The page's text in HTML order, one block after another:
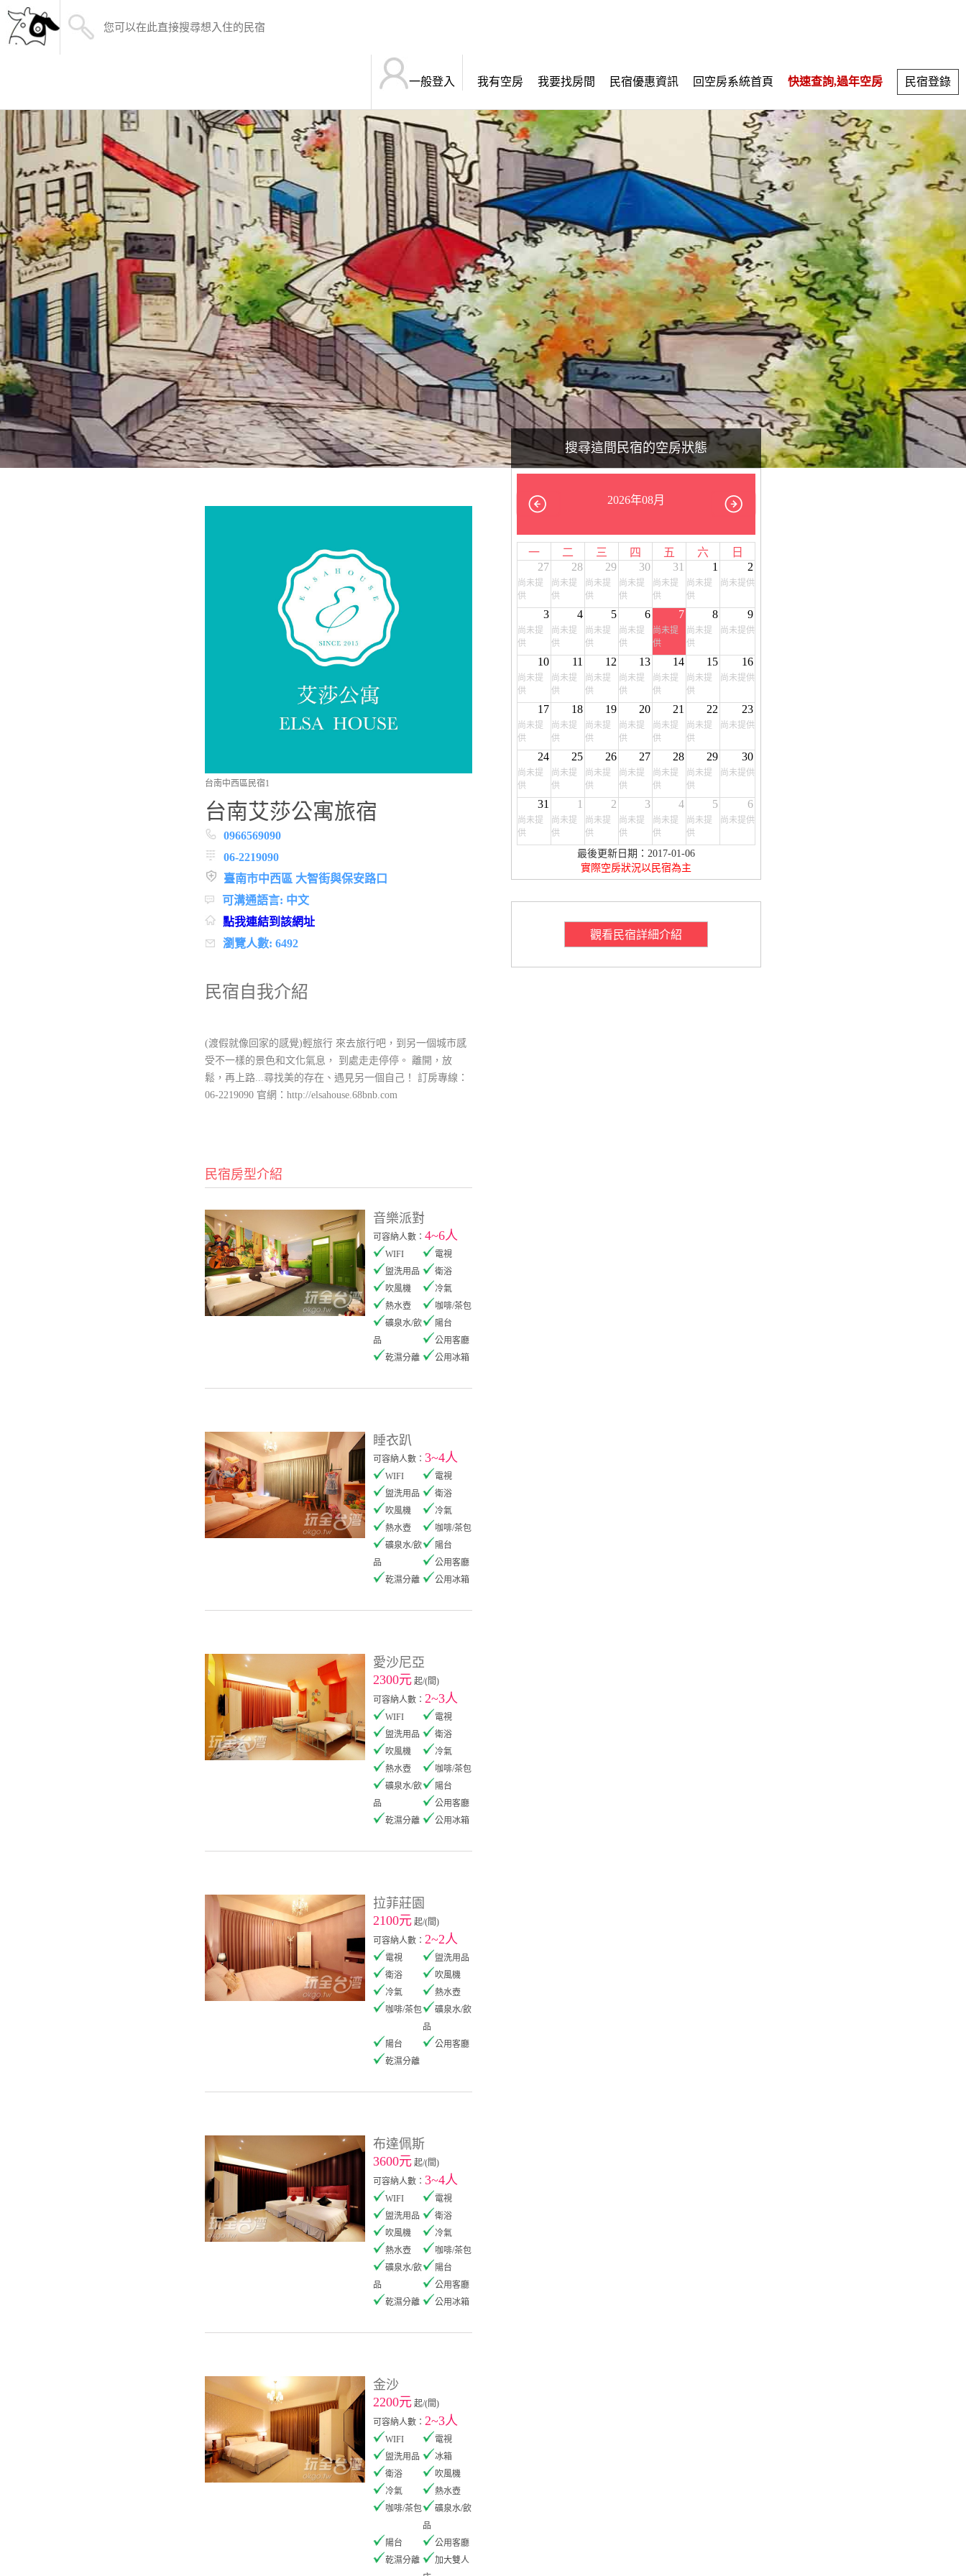
一般登入 我有空房 我要找房間 民宿優惠資訊 回空房系統首頁 快速查詢,過年空房 民宿登錄
搜尋這間民宿的空房狀態
2026年08月
一 二 三 四 五 六
日
27
尚未提
供
28
尚未提
供
29
尚未提
供
30
尚未提
供
31
尚未提
供
1
尚未提
供
2
尚未提供
3
尚未提
供
4
尚未提
供
5
尚未提
供
6
尚未提
供
7
尚未提
供
8
尚未提
供
9
尚未提供
10
尚未提
供
11
尚未提
供
12
尚未提
供
13
尚未提
供
14
尚未提
供
15
尚未提
供
16
尚未提供
17
尚未提
供
18
尚未提
供
19
尚未提
供
20
尚未提
供
21
尚未提
供
22
尚未提
供
23
尚未提供
24
尚未提
供
25
尚未提
供
26
尚未提
供
27
尚未提
供
28
尚未提
供
29
尚未提
供
30
尚未提供
31
尚未提
供
1
尚未提
供
2
尚未提
供
3
尚未提
供
4
尚未提
供
5
尚未提
供
6
尚未提供
最後更新日期：2017-01-06
實際空房狀況以民宿為主
觀看民宿詳細介紹
台南中西區民宿1
台南艾莎公寓旅宿
0966569090
06-2219090
臺南市中西區 大智街與保安路口
可溝通語言: 中文
點我連結到該網址
瀏覽人數: 6492
民宿自我介紹
(渡假就像回家的感覺)輕旅行 來去旅行吧，到另一個城市感
受不一樣的景色和文化氣息， 到處走走停停。 離開，放
鬆，再上路...尋找美的存在、遇見另一個自己！ 訂房專線：
06-2219090 官網：http://elsahouse.68bnb.com
民宿房型介紹
音樂派對
可容納人數： 4~6人
WIFI
電視
盥洗用品
衛浴
吹風機
冷氣
熱水壺
咖啡/茶包
礦泉水/飲
品
陽台
公用客廳
乾濕分離
公用冰箱
睡衣趴
可容納人數： 3~4人
WIFI
電視
盥洗用品
衛浴
吹風機
冷氣
熱水壺
咖啡/茶包
礦泉水/飲
品
陽台
公用客廳
乾濕分離
公用冰箱
愛沙尼亞
2300元 起/(間)
可容納人數： 2~3人
WIFI
電視
盥洗用品
衛浴
吹風機
冷氣
熱水壺
咖啡/茶包
礦泉水/飲
品
陽台
公用客廳
乾濕分離
公用冰箱
拉菲莊園
2100元 起/(間)
可容納人數： 2~2人
電視
盥洗用品
衛浴
吹風機
冷氣
熱水壺
咖啡/茶包
礦泉水/飲
品
陽台
公用客廳
乾濕分離
布達佩斯
3600元 起/(間)
可容納人數： 3~4人
WIFI
電視
盥洗用品
衛浴
吹風機
冷氣
熱水壺
咖啡/茶包
礦泉水/飲
品
陽台
公用客廳
乾濕分離
公用冰箱
金沙
2200元 起/(間)
可容納人數： 2~3人
WIFI
電視
盥洗用品
冰箱
衛浴
吹風機
冷氣
熱水壺
咖啡/茶包
礦泉水/飲
品
陽台
公用客廳
乾濕分離
加大雙人